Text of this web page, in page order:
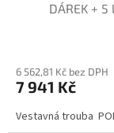
DÁREK + 5
6 562,81 Kč bez DPH
7 941 Kč
Vestavná trouba